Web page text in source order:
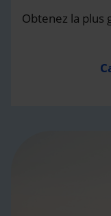
Obtenez la plus